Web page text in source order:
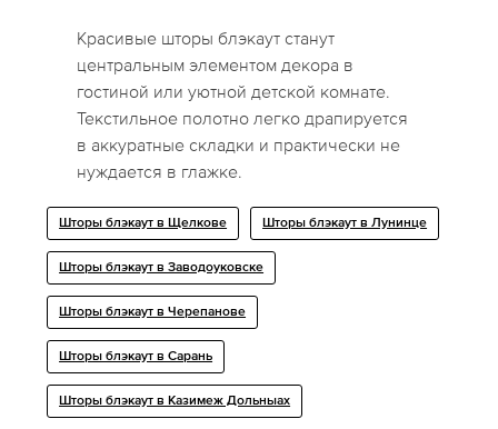
Красивые шторы блэкаут станут
центральным элементом декора в
гостиной или уютной детской комнате.
Текстильное полотно легко драпируется
в аккуратные складки и практически не
нуждается в глажке.
Шторы блэкаут в Щелкове Шторы блэкаут в Лунинце
Шторы блэкаут в Заводоуковске
Шторы блэкаут в Черепанове
Шторы блэкаут в Сарань
Шторы блэкаут в Казимеж Дольныах